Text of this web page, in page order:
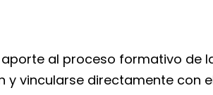
al proceso formativo de
vincularse directamente con